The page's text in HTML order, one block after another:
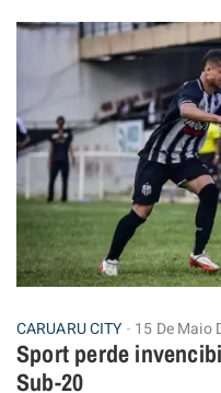
CARUARU CITY 15 De Maio
Sport perde
Sub-20